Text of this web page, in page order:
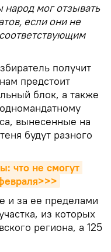
мог отзывать
если они не
получит
предстоит
блок, а также
вынесенные на
будут разного
что не смогут
и за ее пределами
из которых
региона, а 125